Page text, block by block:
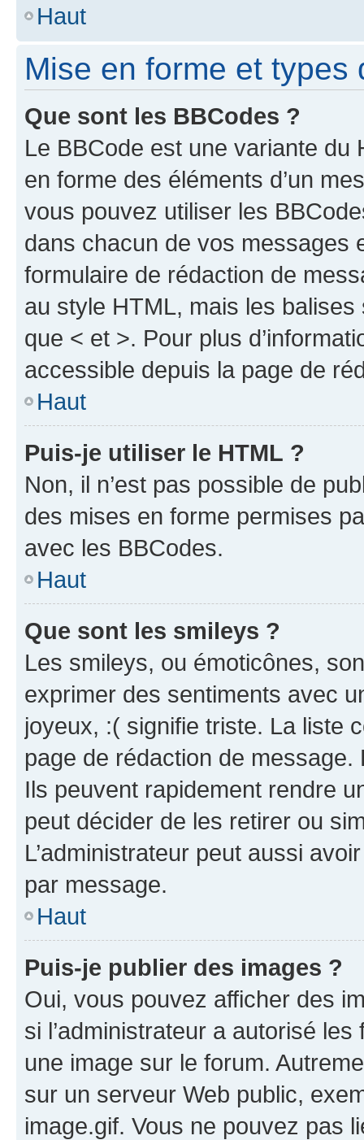
Haut
Mise en forme et types
Que sont les BBCodes ?
Le BBCode est une variante du
en forme des éléments d’un
vous pouvez utiliser les
dans chacun de vos messages
formulaire de rédaction de
au style HTML, mais les
que < et >. Pour plus
accessible depuis la page de
Haut
Puis-je utiliser le HTML ?
Non, il n’est pas possible de
des mises en forme permises
avec les BBCodes.
Haut
Que sont les smileys ?
Les smileys, ou émoticônes,
exprimer des sentiments avec
joyeux, :( signifie triste. La liste
page de rédaction de
Ils peuvent rapidement rendre
peut décider de les retirer ou
L’administrateur peut aussi
par message.
Haut
Puis-je publier des images ?
Oui, vous pouvez afficher des
si l’administrateur a autorisé
une image sur le forum.
sur un serveur Web public,
image.gif. Vous ne pouvez pas